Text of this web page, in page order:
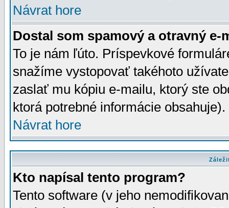
Návrat hore
Dostal som spamový a otravný e-
To je nám ľúto. Príspevkové
snažíme vystopovať takéhoto
zaslať mu kópiu e-mailu, ktorý ste
ktorá potrebné informácie
Návrat hore
Kto napísal tento program?
Tento software (v jeho